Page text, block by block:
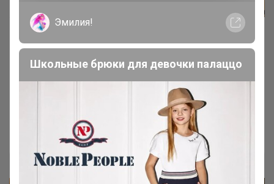
Хит продаж со скидкой 22%
Перчатки LANOTTI из натуральной кожи
Селена
Эмилия!
Школьные брюки для девочки палаццо